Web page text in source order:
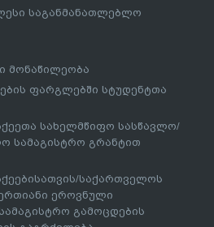
საგანმანათლებლო
მონაწილეობა
ფარგლებში სტუდენტთა
სახელმწიფო სასწავლო/
სამაგისტრო გრანტით
საქართველოს
ეროვნული
გამოცდების